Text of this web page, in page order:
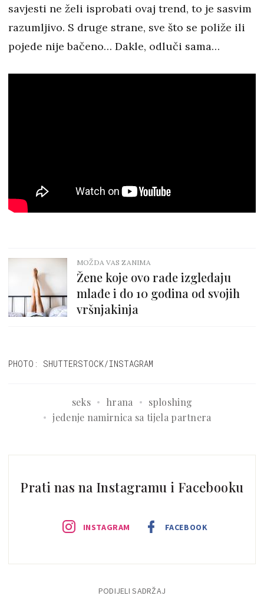
savjesti ne želi isprobati ovaj trend, to je sasvim
razumljivo. S druge strane, sve što se poliže ili
pojede nije bačeno… Dakle, odluči sama…
MOŽDA VAS ZANIMA
Žene koje ovo rade izgledaju
mlađe i do 10 godina od svojih
vršnjakinja
PHOTO: SHUTTERSTOCK/INSTAGRAM
seks hrana
sploshing
jedenje namirnica sa tijela partnera
Prati nas na Instagramu i Facebooku
INSTAGRAM FACEBOOK
PODIJELI SADRŽAJ